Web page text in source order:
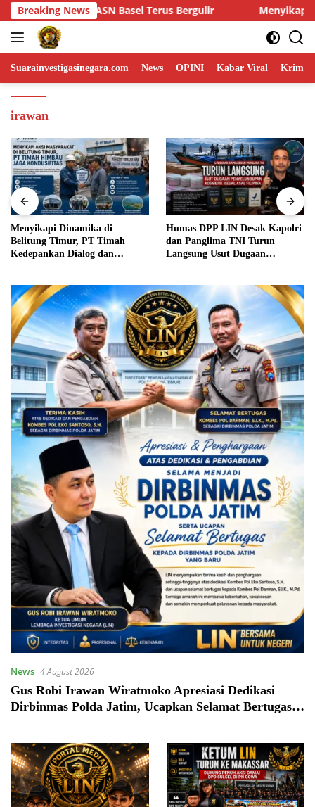
Skip
to
content
Breaking News
Menyikapi Dinamika di Belitung Timur, PT Timah
Suarainvestigasinegara.com News OPINI Kabar Viral
irawan
Humas DPP LIN Desak Kapolri
dan Panglima TNI Turun
Langsung Usut Dugaan
Stop Bakar Lahan, Babinsa
Bersama Bhabinkamtibmas
Gencar Edukasi Warga
News 4 August 2026
Gus Robi Irawan Wiratmoko Apresiasi Dedikasi
Dirbinmas Polda Jatim, Ucapkan Selamat Bertugas